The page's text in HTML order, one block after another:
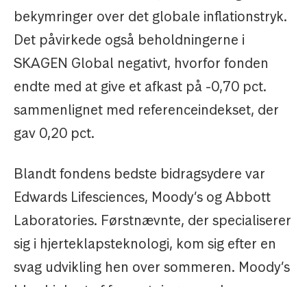
bekymringer over det globale inflationstryk.
Det påvirkede også beholdningerne i
SKAGEN Global negativt, hvorfor fonden
endte med at give et afkast på -0,70 pct.
sammenlignet med referenceindekset, der
gav 0,20 pct.
Blandt fondens bedste bidragsydere var
Edwards Lifesciences, Moody’s og Abbott
Laboratories. Førstnævnte, der specialiserer
sig i hjerteklapsteknologi, kom sig efter en
svag udvikling hen over sommeren. Moody’s